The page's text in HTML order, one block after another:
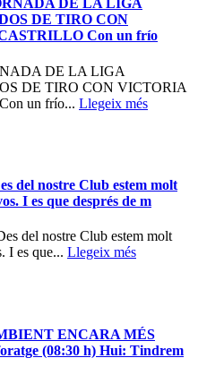
DE LA LIGA
DE TIRO CON
Con un frío
DE LA LIGA
DE TIRO CON VICTORIA
un frío... Llegeix més
del nostre Club estem molt
I es que després de m
del nostre Club estem molt
I es que... Llegeix més
ENCARA MÉS
(08:30 h) Hui: Tindrem